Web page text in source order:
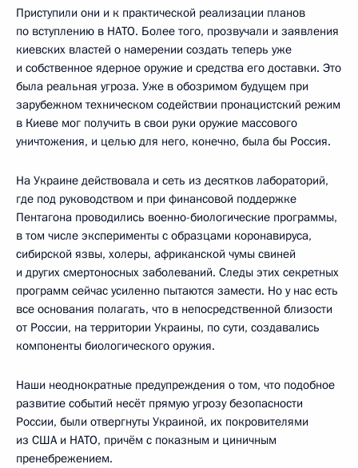
Приступили они и к практической реализации планов
по вступлению в НАТО. Более того, прозвучали и заявления
киевских властей о намерении создать теперь уже
и собственное ядерное оружие и средства его доставки. Это
была реальная угроза. Уже в обозримом будущем при
зарубежном техническом содействии пронацистский режим
в Киеве мог получить в свои руки оружие массового
уничтожения, и целью для него, конечно, была бы Россия.
На Украине действовала и сеть из десятков лабораторий,
где под руководством и при финансовой поддержке
Пентагона проводились военно-биологические программы,
в том числе эксперименты с образцами коронавируса,
сибирской язвы, холеры, африканской чумы свиней
и других смертоносных заболеваний. Следы этих секретных
программ сейчас усиленно пытаются замести. Но у нас есть
все основания полагать, что в непосредственной близости
от России, на территории Украины, по сути, создавались
компоненты биологического оружия.
Наши неоднократные предупреждения о том, что подобное
развитие событий несёт прямую угрозу безопасности
России, были отвергнуты Украиной, их покровителями
из США и НАТО, причём с показным и циничным
пренебрежением.